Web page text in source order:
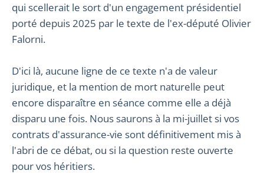
qui scellerait le sort d'un engagement présidentiel
porté depuis 2025 par le texte de l'ex-député Olivier
Falorni.
D'ici là, aucune ligne de ce texte n'a de valeur
juridique, et la mention de mort naturelle peut
encore disparaître en séance comme elle a déjà
disparu une fois. Nous saurons à la mi-juillet si vos
contrats d'assurance-vie sont définitivement mis à
l'abri de ce débat, ou si la question reste ouverte
pour vos héritiers.